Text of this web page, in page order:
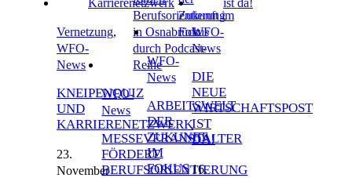
Vernetzung,
WFO-
News
KNEIPENQUIZ
UND
KARRIERENETZWERK
23.
November
WFO-
News
MESSEVERANSTALTER
FÖRDERT
BERUFSORIENTIERUNG
WFO-
News
ARBEITSWELT
DER
ZUKUNFT
IM
FOKUS
WFO-
News
DIE
NEUE
WIRTSCHAFTSPOST
IST
DA!
16.